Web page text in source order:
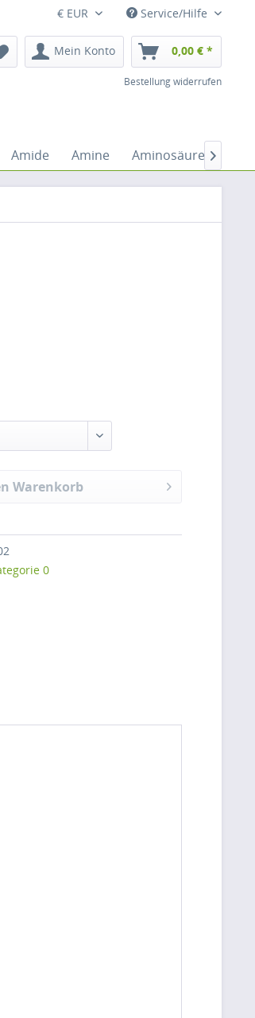
€ EUR Service/Hilfe
Mein Konto 0,00 € *
Bestellung widerrufen
Amide Amine Aminosäuren
Warenkorb
0